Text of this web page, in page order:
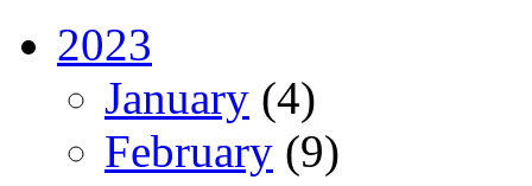
2023
January (4)
February (9)